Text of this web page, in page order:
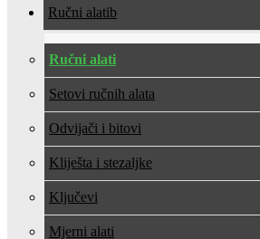
Ručni alati
Ručni alati
Setovi ručnih alata
Odvijači i bitovi
Kliješta i stezaljke
Ključevi
Mjerni alati